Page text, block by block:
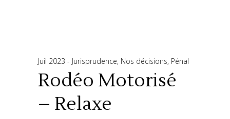
Juil 2023 Jurisprudence, Nos décisions, Pénal
Rodéo Motorisé
– Relaxe